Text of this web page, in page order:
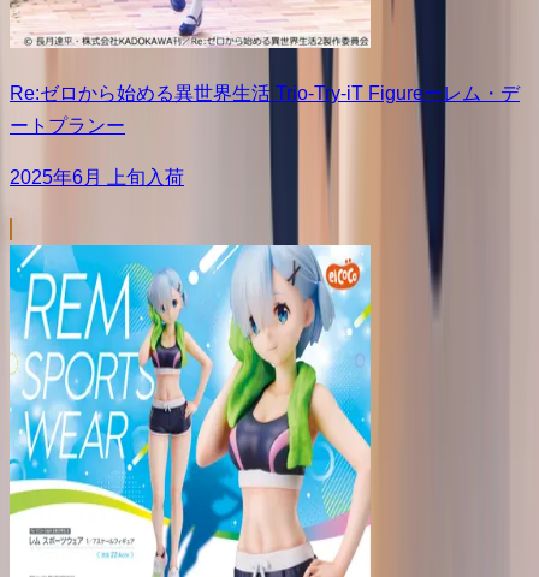
Re:ゼロから始める異世界生活 Trio-Try-iT Figureーレム・デ
ートプランー
2025年6月 上旬入荷